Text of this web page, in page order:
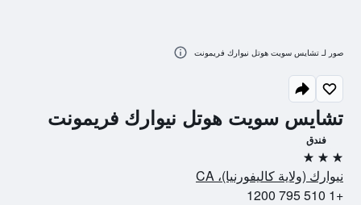
تشايس سويت هوتل نيوارك فريمونت
فندق
3 نجوم
نيوارك (ولاية كاليفورنيا)، CA
+1 510 795 1200
صور لـ تشايس سويت هوتل نيوارك فريمونت